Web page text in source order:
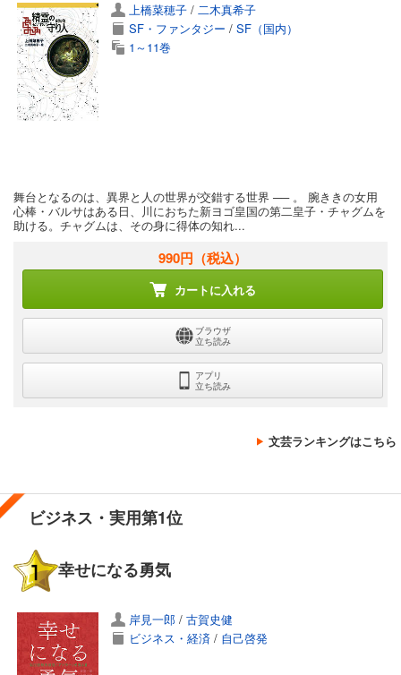
上橋菜穂子 / 二木真希子
SF・ファンタジー / SF（国内）
1～11巻
舞台となるのは、異界と人の世界が交錯する世界 ── 。 腕ききの女用
心棒・バルサはある日、川におちた新ヨゴ皇国の第二皇子・チャグムを
助ける。チャグムは、その身に得体の知れ...
990円 （税込）
カートに入れる
ブラウザ
立ち読み
アプリ
立ち読み
文芸ランキングはこちら
ビジネス・実用第1位
幸せになる勇気
岸見一郎 / 古賀史健
ビジネス・経済 / 自己啓発